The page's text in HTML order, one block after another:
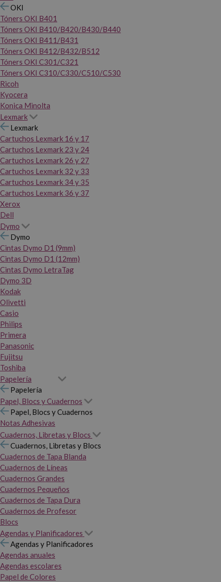
OKI
Tóners OKI B401
Tóners OKI B410/B420/B430/B440
Tóners OKI B411/B431
Tóners OKI B412/B432/B512
Tóners OKI C301/C321
Tóners OKI C310/C330/C510/C530
Ricoh
Kyocera
Konica Minolta
Lexmark
Lexmark
Cartuchos Lexmark 16 y 17
Cartuchos Lexmark 23 y 24
Cartuchos Lexmark 26 y 27
Cartuchos Lexmark 32 y 33
Cartuchos Lexmark 34 y 35
Cartuchos Lexmark 36 y 37
Xerox
Dell
Dymo
Dymo
Cintas Dymo D1 (9mm)
Cintas Dymo D1 (12mm)
Cintas Dymo LetraTag
Dymo 3D
Kodak
Olivetti
Casio
Philips
Primera
Panasonic
Fujitsu
Toshiba
Papelería
Papelería
Papel, Blocs y Cuadernos
Papel, Blocs y Cuadernos
Notas Adhesivas
Cuadernos, Libretas y Blocs
Cuadernos, Libretas y Blocs
Cuadernos de Tapa Blanda
Cuadernos de Líneas
Cuadernos Grandes
Cuadernos Pequeños
Cuadernos de Tapa Dura
Cuadernos de Profesor
Blocs
Agendas y Planificadores
Agendas y Planificadores
Agendas anuales
Agendas escolares
Papel de Colores